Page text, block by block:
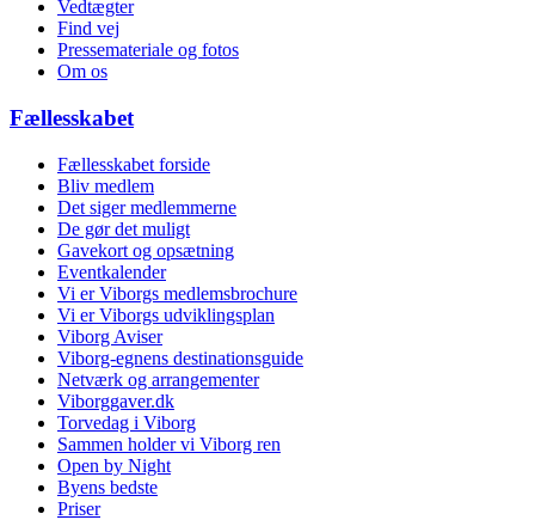
Vedtægter
Find vej
Pressemateriale og fotos
Om os
Fællesskabet
Fællesskabet forside
Bliv medlem
Det siger medlemmerne
De gør det muligt
Gavekort og opsætning
Eventkalender
Vi er Viborgs medlemsbrochure
Vi er Viborgs udviklingsplan
Viborg Aviser
Viborg-egnens destinationsguide
Netværk og arrangementer
Viborggaver.dk
Torvedag i Viborg
Sammen holder vi Viborg ren
Open by Night
Byens bedste
Priser